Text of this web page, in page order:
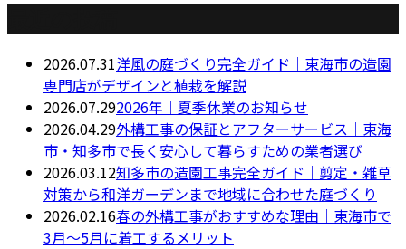
2026.07.31洋風の庭づくり完全ガイド｜東海市の造園
専門店がデザインと植栽を解説
2026.07.292026年｜夏季休業のお知らせ
2026.04.29外構工事の保証とアフターサービス｜東海
市・知多市で長く安心して暮らすための業者選び
2026.03.12知多市の造園工事完全ガイド｜剪定・雑草
対策から和洋ガーデンまで地域に合わせた庭づくり
2026.02.16春の外構工事がおすすめな理由｜東海市で
3月〜5月に着工するメリット